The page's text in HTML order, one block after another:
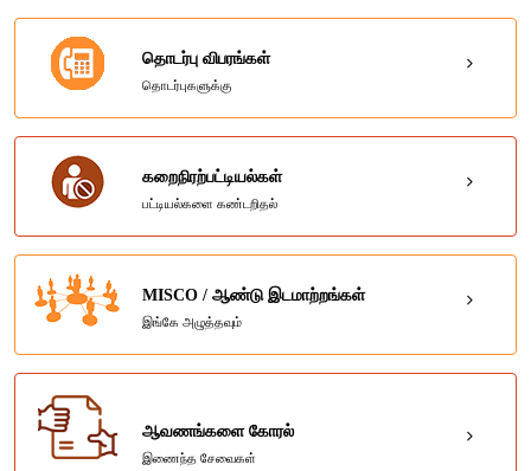
தொடர்பு விபரங்கள்
தொடர்புகளுக்கு
கறைநிரற்பட்டியல்கள்
பட்டியல்களை கண்டறிதல்
MISCO / ஆண்டு இடமாற்றங்கள்
இங்கே அழுத்தவும்
ஆவணங்களை கோரல்
இணைந்த சேவைகள்